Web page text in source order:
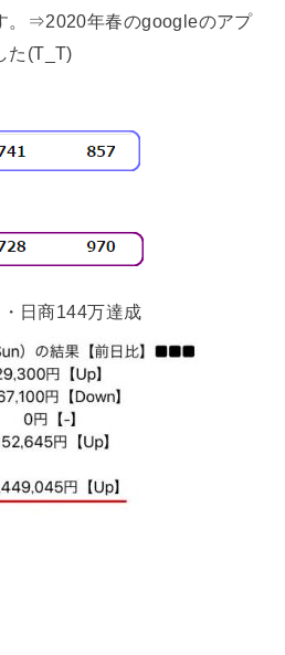
。⇒2020年春のgoogleのアプ
た(T_T)
日商144万達成